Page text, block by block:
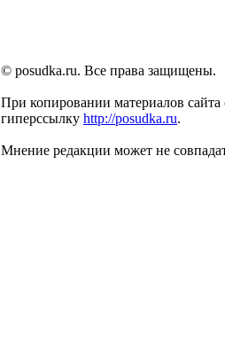
© posudka.ru. Все права защищены.
При копировании материалов сайта
гиперссылку http://posudka.ru.
Мнение редакции может не